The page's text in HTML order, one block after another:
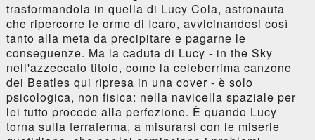
trasformandola in quella di Lucy Cola, astronauta
che ripercorre le orme di Icaro, avvicinandosi così
tanto alla meta da precipitare e pagarne le
conseguenze. Ma la caduta di Lucy - in the Sky
nell'azzeccato titolo, come la celeberrima canzone
dei Beatles qui ripresa in una cover - è solo
psicologica, non fisica: nella navicella spaziale per
lei tutto procede alla perfezione. È quando Lucy
torna sulla terraferma, a misurarsi con le miserie